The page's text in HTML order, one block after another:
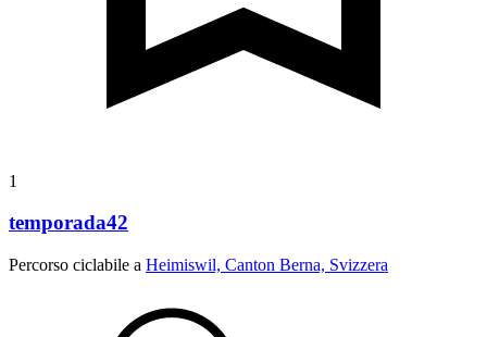
1
temporada42
Percorso ciclabile a Heimiswil, Canton Berna, Svizzera